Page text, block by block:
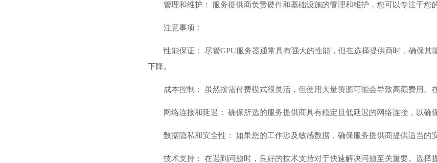
管理和维护： 服务提供商负责硬件和基础设施的管理和维护，您可以专注于您
注意事项：
性能保证： 尽管GPU服务器通常具有强大的性能，但在选择提供商时，确保
下降。
成本控制： 虽然按需付费模式很灵活，但使用大量资源可能会导致高额费用。
网络连接和延迟： 确保所选的服务提供商具有稳定且低延迟的网络连接，以确
数据隐私和安全性： 如果您的工作涉及敏感数据，确保服务提供商提供适当的
技术支持： 在遇到问题时，良好的技术支持对于快速解决问题至关重要。选择